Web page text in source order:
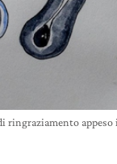
ringraziamento appeso